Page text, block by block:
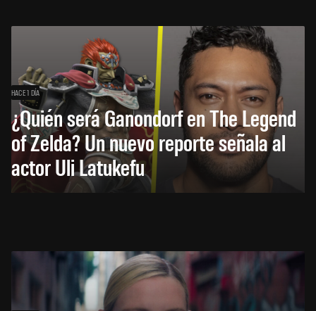
HACE 1 DÍA
¿Quién será Ganondorf en The Legend
of Zelda? Un nuevo reporte señala al
actor Uli Latukefu